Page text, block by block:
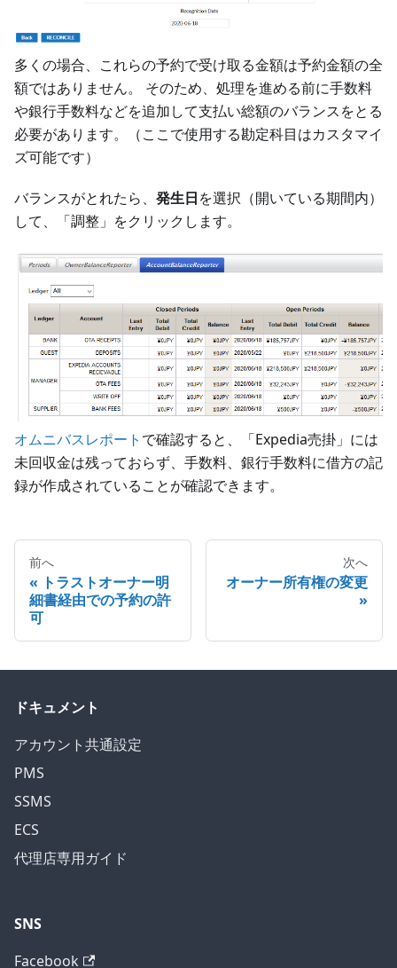
多くの場合、これらの予約で受け取る金額は予約金額の全
額ではありません。 そのため、処理を進める前に手数料
や銀行手数料などを追加して支払い総額のバランスをとる
必要があります。（ここで使用する勘定科目はカスタマイ
ズ可能です）
バランスがとれたら、 発生日を選択（開いている期間内）
して、「調整」をクリックします。
オムニバスレポート で確認すると、「Expedia売掛」には
未回収金は残っておらず、手数料、銀行手数料に借方の記
録が作成されていることが確認できます。
前へ
トラストオーナー明
細書経由での予約の許
可
次へ
オーナー所有権の変更
ドキュメント
アカウント共通設定
PMS
SSMS
ECS
代理店専用ガイド
SNS
Facebook